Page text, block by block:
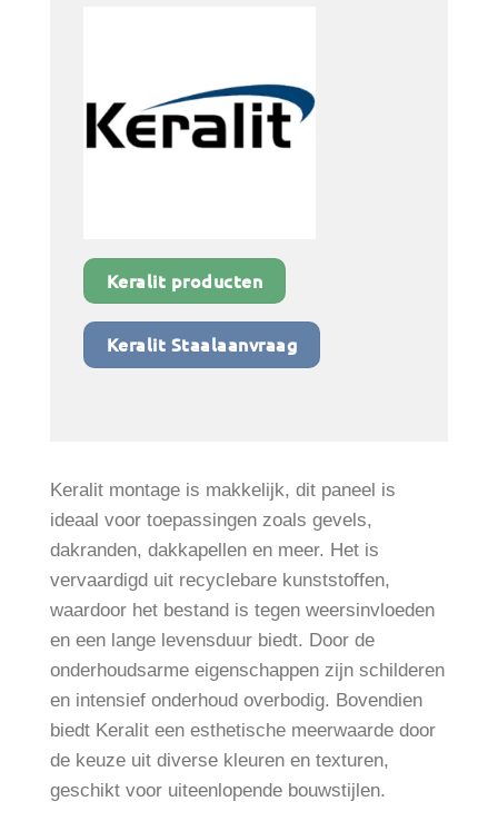
Keralit producten
Keralit Staalaanvraag
Keralit montage is makkelijk, dit paneel is
ideaal voor toepassingen zoals gevels,
dakranden, dakkapellen en meer. Het is
vervaardigd uit recyclebare kunststoffen,
waardoor het bestand is tegen weersinvloeden
en een lange levensduur biedt. Door de
onderhoudsarme eigenschappen zijn schilderen
en intensief onderhoud overbodig. Bovendien
biedt Keralit een esthetische meerwaarde door
de keuze uit diverse kleuren en texturen,
geschikt voor uiteenlopende bouwstijlen.